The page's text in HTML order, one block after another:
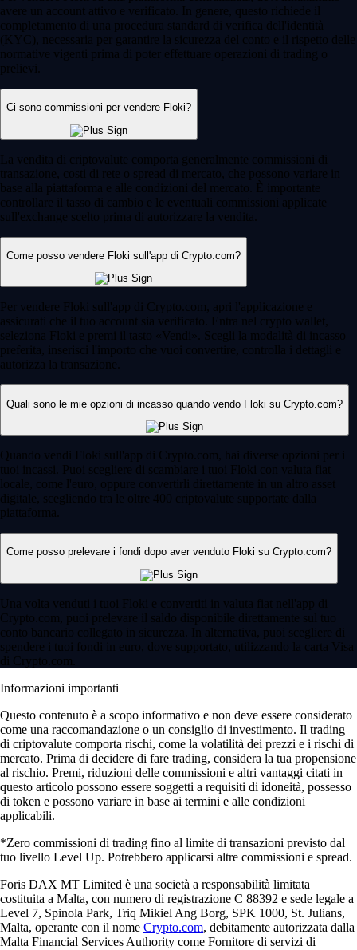
Come comprare Solana (SOL) in Italia
Solana continua a consolidare il suo ruolo tra le principali criptovalute
a livello globale, grazie a costanti innovazioni tecnologiche e a un
ecosistema in continua espansione. In questa guida completa scoprirai
come acquistare SOL in Italia in modo semplice, sicuro e con maggiore
Come comprare Solana (SOL) in Italia
Solana continua a consolidare il suo ruolo tra le principali criptovalute
come acquistare SOL in Italia in modo semplice, sicuro e con maggiore
Learn more
Scopri di più
Community globale in continua crescita
Oltre 90 paesi, milioni di utenti
Fondazione
2016
Paesi
90
Utenti
150 M
Qual è la procedura per vendere Floki?
Per vendere Floki si utilizza solitamente un exchange o una piattaforma
portafoglio, selezionare l'asset e scegliere il metodo di incasso preferito.
gestire queste conversioni in modo pratico.
Posso vendere Floki in valuta fiat?
Sì, molte piattaforme di criptovalute ti consentono di vendere Floki e
convertirli direttamente in valuta fiat locale, come l'euro. Una volta
completata la conversione, è spesso possibile prelevare il saldo su un
conto bancario collegato o utilizzarlo per le spese quotidiane tramite i
programmi di carte integrati.
Quanto tempo ci vuole per vendere Floki?